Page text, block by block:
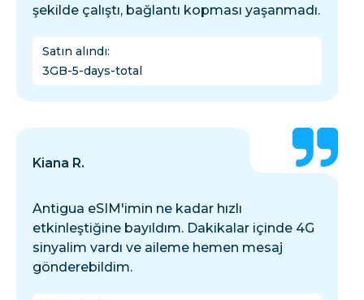
şekilde çalıştı, bağlantı kopması yaşanmadı.
Satın alındı:
3GB-5-days-total
Kiana R.
Antigua eSIM'imin ne kadar hızlı
etkinleştiğine bayıldım. Dakikalar içinde 4G
sinyalim vardı ve aileme hemen mesaj
gönderebildim.